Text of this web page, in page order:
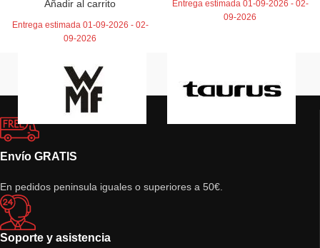
Añadir al carrito
Entrega estimada 01-09-2026 - 02-
09-2026
Entrega estimada 01-09-2026 - 02-
09-2026
Envío GRATIS
En pedidos peninsula iguales o superiores a 50€.
Soporte y asistencia